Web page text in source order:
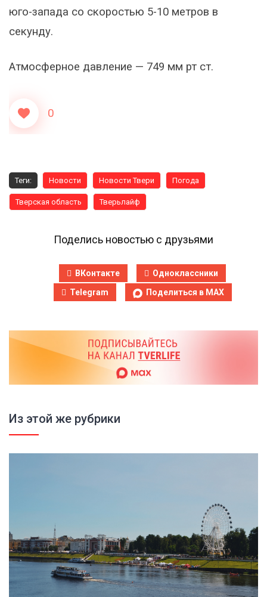
юго-запада со скоростью 5-10 метров в
секунду.
Атмосферное давление — 749 мм рт ст.
0
Теги: Новости Новости Твери Погода
Тверская область Тверьлайф
Поделись новостью с друзьями
ВКонтакте
Одноклассники
Telegram
Поделиться в MAX
Из этой же рубрики